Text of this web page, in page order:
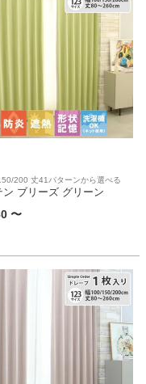
200 丈41パターンから選べる
ン ブリーズ グリーン
〜